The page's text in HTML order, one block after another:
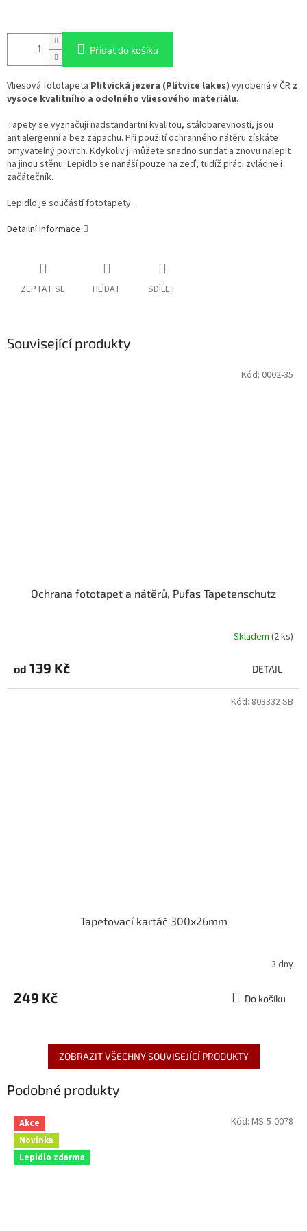
Přidat do košíku
Vliesová fototapeta Plitvická jezera (Plitvice lakes) vyrobená v ČR z
vysoce kvalitního a odolného vliesového materiálu.
Tapety se vyznačují nadstandartní kvalitou, stálobarevností, jsou
antialergenní a bez zápachu. Při použití ochranného nátěru získáte
omyvatelný povrch. Kdykoliv ji můžete snadno sundat a znovu nalepit
na jinou stěnu. Lepidlo se nanáší pouze na zeď, tudíž práci zvládne i
začátečník.
Lepidlo je součástí fototapety.
Detailní informace
ZEPTAT SE HLÍDAT SDÍLET
Související produkty
Ochrana fototapet a nátěrů, Pufas Tapetenschutz
Skladem (2 ks)
od 139 Kč DETAIL
Kód: 0002-35
Tapetovací kartáč 300x26mm
3 dny
249 Kč Do košíku
Kód: 803332 SB
ZOBRAZIT VŠECHNY SOUVISEJÍCÍ PRODUKTY
Podobné produkty
Akce
Novinka
Lepidlo zdarma
Kód: MS-5-0078